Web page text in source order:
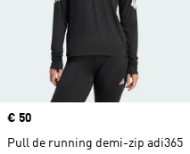
Prix
€ 50
Pull de running demi-zip adi365